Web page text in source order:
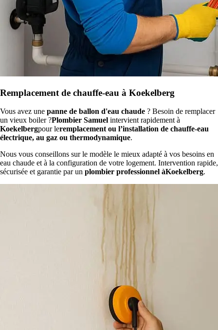
Remplacement de chauffe-eau à Koekelberg
Vous avez une panne de ballon d'eau chaude ? Besoin de remplacer
un vieux boiler ?Plombier Samuel intervient rapidement à
Koekelbergpour leremplacement ou l’installation de chauffe-eau
électrique, au gaz ou thermodynamique.
Nous vous conseillons sur le modèle le mieux adapté à vos besoins en
eau chaude et à la configuration de votre logement. Intervention rapide,
sécurisée et garantie par un plombier professionnel àKoekelberg.